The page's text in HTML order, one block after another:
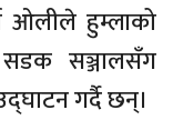
ओलीले हुम्लाको
सडक सञ्जालसँग
गर्दै छन्।